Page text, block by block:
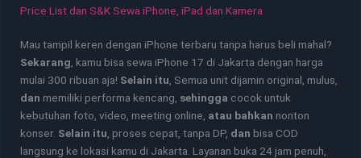
Price List dan S&K Sewa iPhone, iPad dan Kamera
Mau tampil keren dengan iPhone terbaru tanpa harus beli mahal?
Sekarang , kamu bisa sewa iPhone 17 di Jakarta dengan harga
mulai 300 ribuan aja! Selain itu , Semua unit dijamin original, mulus,
dan memiliki performa kencang, sehingga cocok untuk
kebutuhan foto, video, meeting online, atau bahkan nonton
konser. Selain itu , proses cepat, tanpa DP, dan bisa COD
langsung ke lokasi kamu di Jakarta. Layanan buka 24 jam penuh,